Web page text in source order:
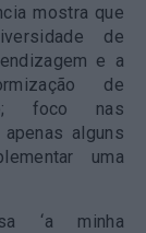
mostra que
de
e a
de
foco nas
alguns
uma
‘a minha